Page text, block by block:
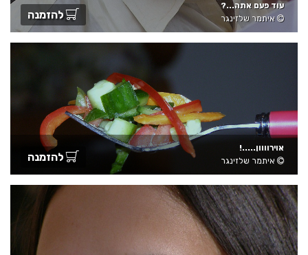
עוד פעם אתה...?
איתמר שלזינגר
להזמנה
אוירוווון.....!
איתמר שלזינגר
להזמנה